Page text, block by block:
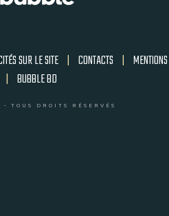
SUR LE SITE | CONTACTS | MENTIONS
| BUBBLE BD
DROITS RÉSERVÉS